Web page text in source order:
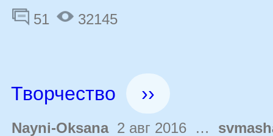
51
32145
Творчество ››
Nayni-Oksana2 авг 2016 …